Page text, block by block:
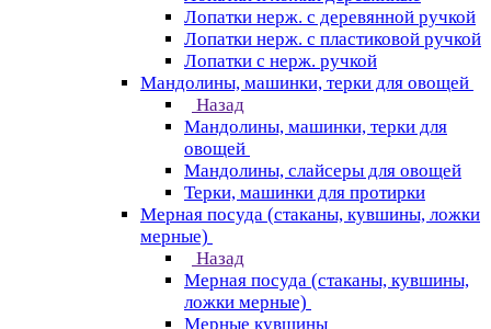
Лопатки нерж. с деревянной ручкой
Лопатки нерж. с пластиковой ручкой
Лопатки с нерж. ручкой
Мандолины, машинки, терки для овощей
Назад
Мандолины, машинки, терки для
овощей
Мандолины, слайсеры для овощей
Терки, машинки для протирки
Мерная посуда (стаканы, кувшины, ложки
мерные)
Назад
Мерная посуда (стаканы, кувшины,
ложки мерные)
Мерные кувшины